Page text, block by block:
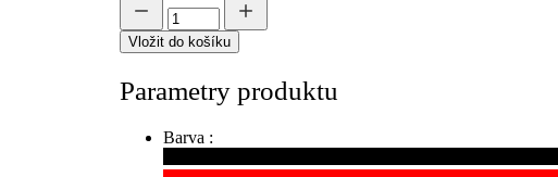
Vložit do košíku
Parametry produktu
Barva :